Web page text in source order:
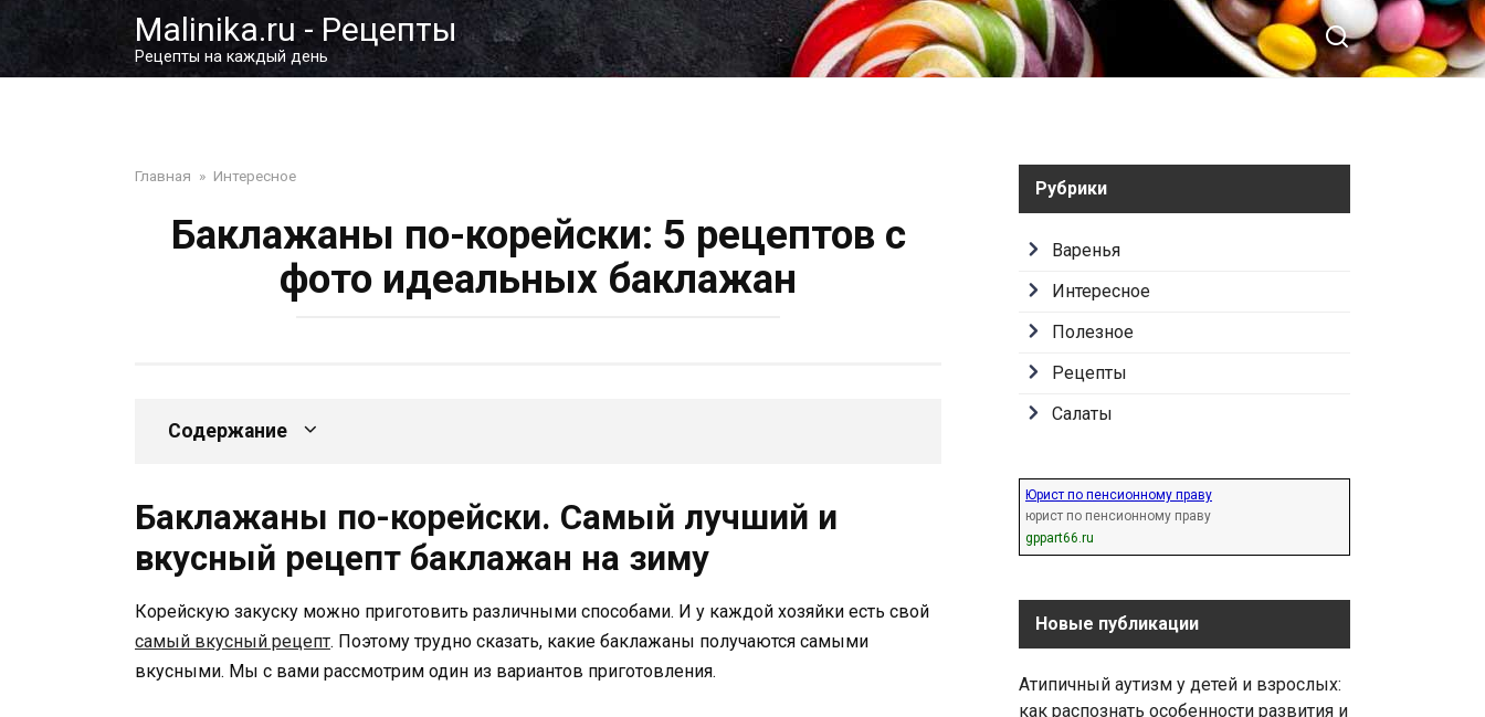
Malinika.ru - Рецепты
Рецепты на каждый день
Главная » Интересное
Баклажаны по-корейски: 5 рецептов с
фото идеальных баклажан
Содержание
Баклажаны по-корейски. Самый лучший и
вкусный рецепт баклажан на зиму
Корейскую закуску можно приготовить различными способами. И у каждой хозяйки есть свой
самый вкусный рецепт. Поэтому трудно сказать, какие баклажаны получаются самыми
вкусными. Мы с вами рассмотрим один из вариантов приготовления.
Рубрики
Варенья
Интересное
Полезное
Рецепты
Салаты
Юрист по пенсионному праву
юрист по пенсионному праву
gppart66.ru
Новые публикации
Атипичный аутизм у детей и взрослых:
как распознать особенности развития и